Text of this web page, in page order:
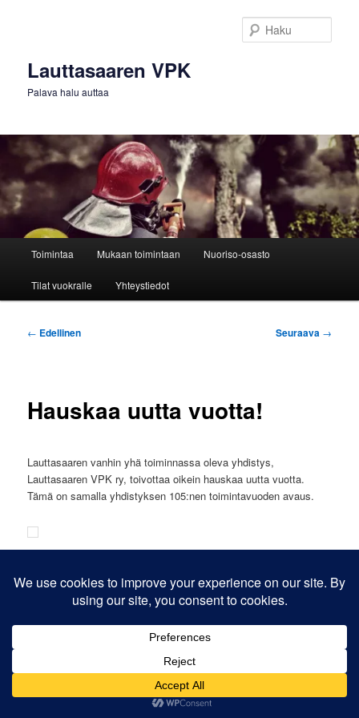
Lauttasaaren VPK
Palava halu auttaa
Toimintaa Mukaan toimintaan Nuoriso-osasto
Tilat vuokralle Yhteystiedot
Artikkelien
← Edellinen Seuraava →
Hauskaa uutta vuotta!
Lauttasaaren vanhin yhä toiminnassa oleva yhdistys,
Lauttasaaren VPK ry, toivottaa oikein hauskaa uutta vuotta.
Tämä on samalla yhdistyksen 105:nen toimintavuoden avaus.
Voimanlähteenä WordPress